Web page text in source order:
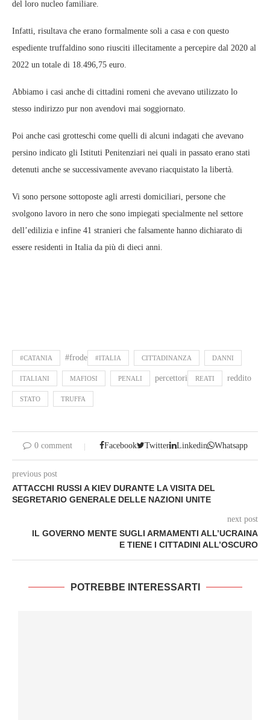
del loro nucleo familiare.
Infatti, risultava che erano formalmente soli a casa e con questo
espediente truffaldino sono riusciti illecitamente a percepire dal 2020 al
2022 un totale di 18.496,75 euro.
Abbiamo i casi anche di cittadini romeni che avevano utilizzato lo
stesso indirizzo pur non avendovi mai soggiornato.
Poi anche casi grotteschi come quelli di alcuni indagati che avevano
persino indicato gli Istituti Penitenziari nei quali in passato erano stati
detenuti anche se successivamente avevano riacquistato la libertà.
Vi sono persone sottoposte agli arresti domiciliari, persone che
svolgono lavoro in nero che sono impiegati specialmente nel settore
dell’edilizia e infine 41 stranieri che falsamente hanno dichiarato di
essere residenti in Italia da più di dieci anni.
#CATANIA #frode #ITALIA CITTADINANZA DANNI
ITALIANI MAFIOSI PENALI percettori REATI reddito
STATO TRUFFA
0 comment Facebook Twitter Linkedin Whatsapp
previous post
ATTACCHI RUSSI A KIEV DURANTE LA VISITA DEL
SEGRETARIO GENERALE DELLE NAZIONI UNITE
next post
IL GOVERNO MENTE SUGLI ARMAMENTI ALL’UCRAINA
E TIENE I CITTADINI ALL’OSCURO
POTREBBE INTERESSARTI